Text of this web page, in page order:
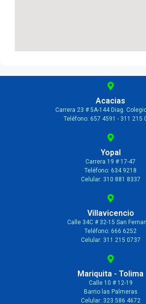
Acacias
Carrera 23 # 5A-144 Diag.
Teléfono: 657 4591 - 311 215
Yopal
Carrera 19 # 17-47
Teléfono: 634 9218
Celular: 310 881 8337
Villavicencio
Calle 34C # 32-15 San
Teléfono: 666 6252
Celular: 311 215 0737
Mariquita - Tolima
Calle 10 # 12-19
Barrio las Palmeras
Celular: 323 586 4672